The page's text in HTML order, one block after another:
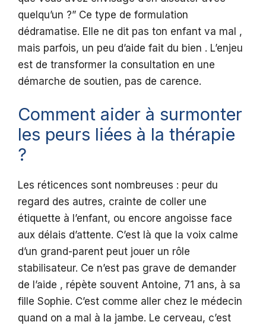
quelqu’un ?” Ce type de formulation
dédramatise. Elle ne dit pas ton enfant va mal ,
mais parfois, un peu d’aide fait du bien . L’enjeu
est de transformer la consultation en une
démarche de soutien, pas de carence.
Comment aider à surmonter
les peurs liées à la thérapie
?
Les réticences sont nombreuses : peur du
regard des autres, crainte de coller une
étiquette à l’enfant, ou encore angoisse face
aux délais d’attente. C’est là que la voix calme
d’un grand-parent peut jouer un rôle
stabilisateur. Ce n’est pas grave de demander
de l’aide , répète souvent Antoine, 71 ans, à sa
fille Sophie. C’est comme aller chez le médecin
quand on a mal à la jambe. Le cerveau, c’est